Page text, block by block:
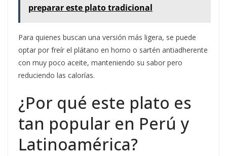
preparar este plato tradicional
Para quienes buscan una versión más ligera, se puede
optar por freír el plátano en horno o sartén antiadherente
con muy poco aceite, manteniendo su sabor pero
reduciendo las calorías.
¿Por qué este plato es
tan popular en Perú y
Latinoamérica?